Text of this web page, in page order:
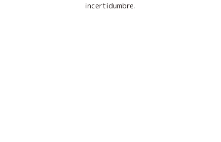
incertidumbre.